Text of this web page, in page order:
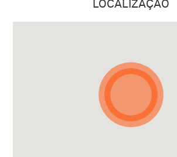
LOCALIZAÇÃO